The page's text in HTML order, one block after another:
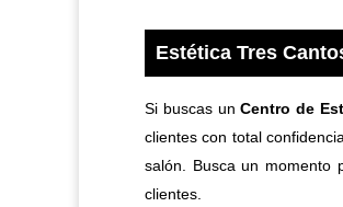
Estética Tres
Si buscas unCentro de
clientes con total
salón. Busca un momento
clientes.